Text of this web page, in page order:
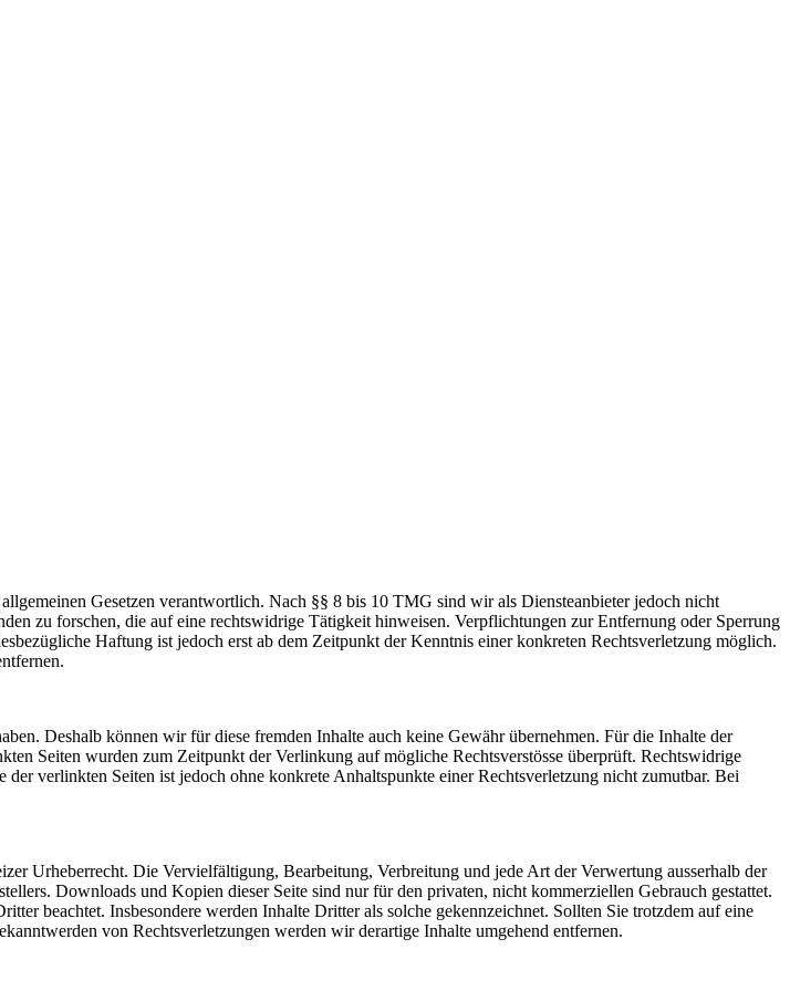
Gesetzen verantwortlich. Nach §§ 8 bis 10 TMG sind wir als Diensteanbieter jedoch nicht
zu forschen, die auf eine rechtswidrige Tätigkeit hinweisen. Verpflichtungen zur Entfernung oder Sperrung
Haftung ist jedoch erst ab dem Zeitpunkt der Kenntnis einer konkreten Rechtsverletzung möglich.
Deshalb können wir für diese fremden Inhalte auch keine Gewähr übernehmen. Für die Inhalte der
Seiten wurden zum Zeitpunkt der Verlinkung auf mögliche Rechtsverstösse überprüft. Rechtswidrige
verlinkten Seiten ist jedoch ohne konkrete Anhaltspunkte einer Rechtsverletzung nicht zumutbar. Bei
Urheberrecht. Die Vervielfältigung, Bearbeitung, Verbreitung und jede Art der Verwertung ausserhalb der
Downloads und Kopien dieser Seite sind nur für den privaten, nicht kommerziellen Gebrauch gestattet.
beachtet. Insbesondere werden Inhalte Dritter als solche gekennzeichnet. Sollten Sie trotzdem auf eine
von Rechtsverletzungen werden wir derartige Inhalte umgehend entfernen.